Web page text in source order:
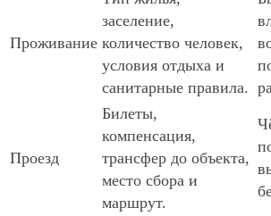
Проживание
заселение,
количество человек,
условия отдыха и
санитарные правила.
Проезд
Билеты,
компенсация,
трансфер до объекта,
место сбора и
маршрут.